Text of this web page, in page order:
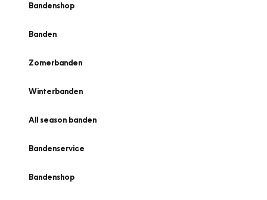
Bandenshop
Banden
Zomerbanden
Winterbanden
All season banden
Bandenservice
Bandenshop